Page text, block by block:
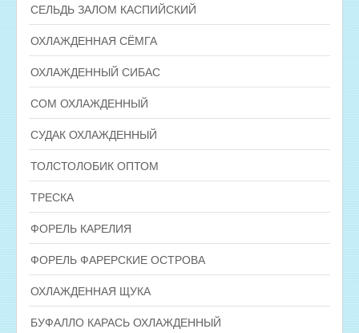
СЕЛЬДЬ ЗАЛОМ КАСПИЙСКИЙ
ОХЛАЖДЕННАЯ СЁМГА
ОХЛАЖДЕННЫЙ СИБАС
СОМ ОХЛАЖДЕННЫЙ
СУДАК ОХЛАЖДЕННЫЙ
ТОЛСТОЛОБИК ОПТОМ
ТРЕСКА
ФОРЕЛЬ КАРЕЛИЯ
ФОРЕЛЬ ФАРЕРСКИЕ ОСТРОВА
ОХЛАЖДЕННАЯ ЩУКА
БУФАЛЛО КАРАСЬ ОХЛАЖДЕННЫЙ